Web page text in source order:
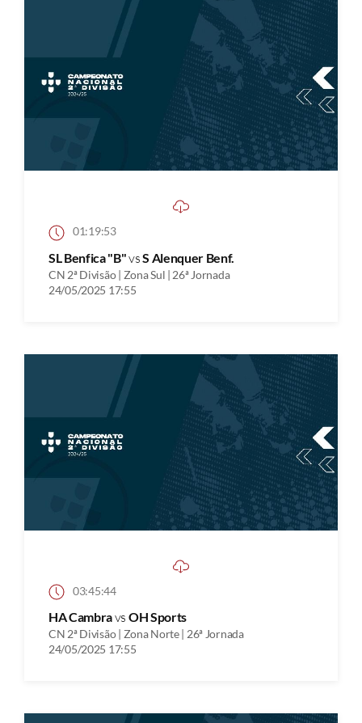
01:19:53
SL Benfica "B"vsS Alenquer Benf.
CN 2ª Divisão | Zona Sul | 26ª Jornada
24/05/2025 17:55
03:45:44
HA Cambravs OH Sports
CN 2ª Divisão | Zona Norte | 26ª Jornada
24/05/2025 17:55